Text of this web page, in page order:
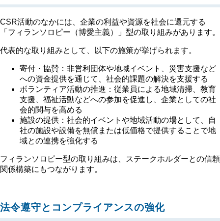
CSR活動のなかには、企業の利益や資源を社会に還元する
「フィランソロピー（博愛主義）」型の取り組みがあります。
代表的な取り組みとして、以下の施策が挙げられます。
寄付・協賛：非営利団体や地域イベント、災害支援など
への資金提供を通じて、社会的課題の解決を支援する
ボランティア活動の推進：従業員による地域清掃、教育
支援、福祉活動などへの参加を促進し、企業としての社
会的関与を高める
施設の提供：社会的イベントや地域活動の場として、自
社の施設や設備を無償または低価格で提供することで地
域との連携を強化する
フィランソロピー型の取り組みは、ステークホルダーとの信頼
関係構築にもつながります。
法令遵守とコンプライアンスの強化